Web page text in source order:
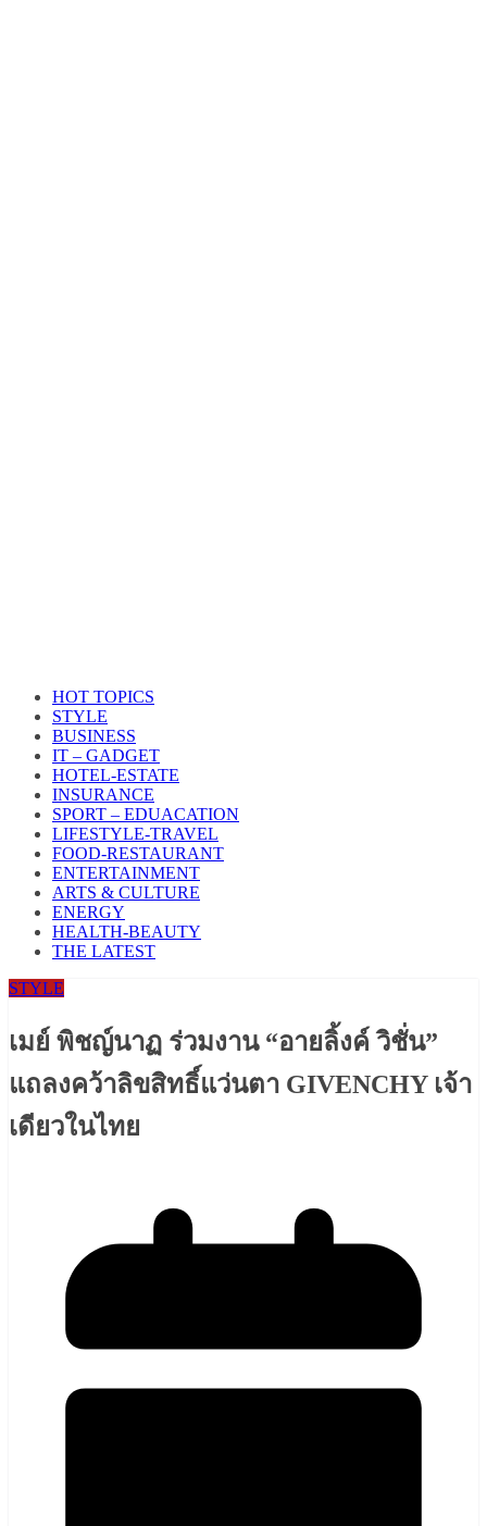
HOT TOPICS
STYLE
BUSINESS
IT – GADGET
HOTEL-ESTATE
INSURANCE
SPORT – EDUACATION
LIFESTYLE​-TRAVEL​
FOOD-RESTAURANT
ENTERTAINMENT
ARTS & CULTURE
ENERGY
HEALTH​-BEAUTY
THE LATEST
STYLE
เมย์ พิชญ์​นาฏ ร่วมงาน “อายลิ้งค์ วิชั่น”
แถลงคว้าลิขสิทธิ์แว่นตา GIVENCHY เจ้า
เดียวในไทย